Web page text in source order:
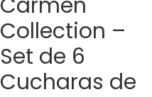
Collection –
Set de 6
Cucharas de